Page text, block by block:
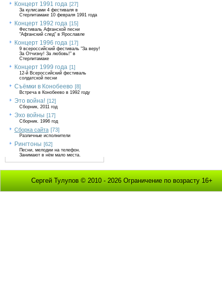
Концерт 1991 года [27]
За кулисами 4 фестиваля в
Стерлитамаке 10 февраля 1991 года
Концерт 1992 года [15]
Фестиваль Афганской песни
"Афганский след" в Ярославле
Концерт 1996 года [17]
9 всероссийский фестиваль "За веру!
За Отчизну! За любовь!" в
Стерлитамаке
Концерт 1999 года [1]
12-й Всероссийский фестиваль
солдатской песни
Съёмки в Конобеево [8]
Встреча в Конобеево в 1992 году
Это война! [12]
Сборник, 2011 год
Эхо войны [17]
Сборник. 1996 год
Сборка сайта [73]
Различные исполнители
Рингтоны [62]
Песни, мелодии на телефон.
Занимают в нём мало места.
Сергей Тулупов © 2010 - 2026 Ограничение по возрасту 16+